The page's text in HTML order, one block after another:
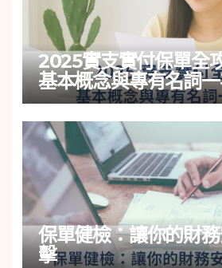
2025實支實付保單全
基本概念與專有名詞
保單健檢：讓你的財
擊